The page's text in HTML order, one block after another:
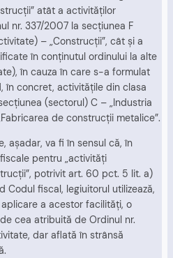
atât a activităţilor
nr. 337/2007 la secţiunea F
– „Construcţii”, cât şi a
în conţinutul ordinului la alte
în cauza în care s-a formulat
în concret, activităţile din clasa
(sectorul) C – „Industria
de construcţii metalice”.
aşadar, va fi în sensul că, în
pentru „activităţi
potrivit art. 60 pct. 5 lit. a)
Codul fiscal, legiuitorul utilizează,
a acestor facilităţi, o
cea atribuită de Ordinul nr.
dar aflată în strânsă